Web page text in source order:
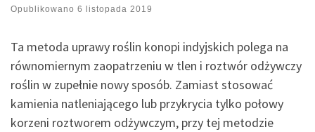
Opublikowano 6 listopada 2019
Ta metoda uprawy roślin konopi indyjskich polega na
równomiernym zaopatrzeniu w tlen i roztwór odżywczy
roślin w zupełnie nowy sposób. Zamiast stosować
kamienia natleniającego lub przykrycia tylko połowy
korzeni roztworem odżywczym, przy tej metodzie